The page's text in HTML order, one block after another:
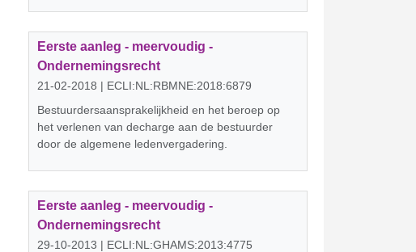
Eerste aanleg - meervoudig -
Ondernemingsrecht
21-02-2018 | ECLI:NL:RBMNE:2018:6879
Bestuurdersaansprakelijkheid en het beroep op
het verlenen van decharge aan de bestuurder
door de algemene ledenvergadering.
Eerste aanleg - meervoudig -
Ondernemingsrecht
29-10-2013 | ECLI:NL:GHAMS:2013:4775